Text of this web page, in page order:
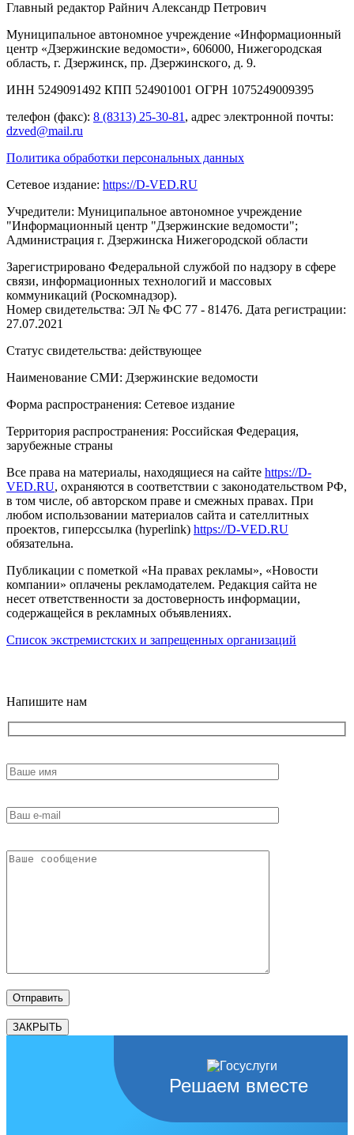
Главный редактор Райнич Александр Петрович
Муниципальное автономное учреждение «Информационный
центр «Дзержинские ведомости», 606000, Нижегородская
область, г. Дзержинск, пр. Дзержинского, д. 9.
ИНН 5249091492 КПП 524901001 ОГРН 1075249009395
телефон (факс): 8 (8313) 25-30-81 , адрес электронной почты:
dzved@mail.ru
Политика обработки персональных данных
Сетевое издание: https://D-VED.RU
Учредители: Муниципальное автономное учреждение
"Информационный центр "Дзержинские ведомости";
Администрация г. Дзержинска Нижегородской области
Зарегистрировано Федеральной службой по надзору в сфере
связи, информационных технологий и массовых
коммуникаций (Роскомнадзор).
Номер свидетельства: ЭЛ № ФС 77 - 81476. Дата регистрации:
27.07.2021
Статус свидетельства: действующее
Наименование СМИ: Дзержинские ведомости
Форма распространения: Сетевое издание
Территория распространения: Российская Федерация,
зарубежные страны
Все права на материалы, находящиеся на сайте https://D-
VED.RU, охраняются в соответствии с законодательством РФ,
в том числе, об авторском праве и смежных правах. При
любом использовании материалов сайта и сателлитных
проектов, гиперссылка (hyperlink) https://D-VED.RU
обязательна.
Публикации с пометкой «На правах рекламы», «Новости
компании» оплачены рекламодателем. Редакция сайта не
несет ответственности за достоверность информации,
содержащейся в рекламных объявлениях.
Список экстремистских и запрещенных организаций
Напишите нам
ЗАКРЫТЬ
Решаем вместе